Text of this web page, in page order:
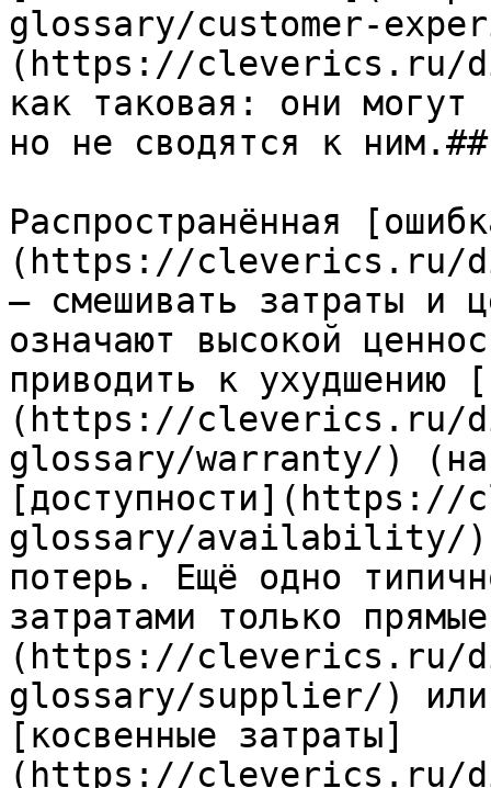
glossary/customer-
(https://cleverics.ru/
как таковая: они могут
но не сводятся к
Распространённая
(https://cleverics.ru/
— смешивать затраты и
означают высокой
приводить к ухудшению
(https://cleverics.ru/
glossary/warranty/)
glossary/availability/))
потерь. Ещё одно
затратами только
(https://cleverics.ru/
glossary/supplier/) или
[косвенные затраты]
(https://cleverics.ru/